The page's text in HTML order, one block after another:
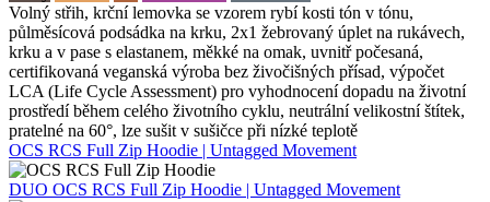
Volný střih, krční lemovka se vzorem rybí kosti tón v tónu,
půlměsícová podsádka na krku, 2x1 žebrovaný úplet na rukávech,
krku a v pase s elastanem, měkké na omak, uvnitř počesaná,
certifikovaná veganská výroba bez živočišných přísad, výpočet
LCA (Life Cycle Assessment) pro vyhodnocení dopadu na životní
prostředí během celého životního cyklu, neutrální velikostní štítek,
pratelné na 60°, lze sušit v sušičce při nízké teplotě
OCS RCS Full Zip Hoodie | Untagged Movement
DUO OCS RCS Full Zip Hoodie | Untagged Movement